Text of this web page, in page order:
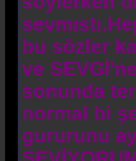
bu sözler
ve
sonunda
normal bi
gururunu